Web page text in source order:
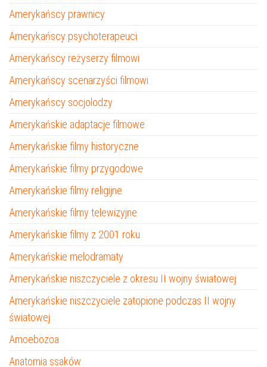
Amerykańscy prawnicy
Amerykańscy psychoterapeuci
Amerykańscy reżyserzy filmowi
Amerykańscy scenarzyści filmowi
Amerykańscy socjolodzy
Amerykańskie adaptacje filmowe
Amerykańskie filmy historyczne
Amerykańskie filmy przygodowe
Amerykańskie filmy religijne
Amerykańskie filmy telewizyjne
Amerykańskie filmy z 2001 roku
Amerykańskie melodramaty
Amerykańskie niszczyciele z okresu II wojny światowej
Amerykańskie niszczyciele zatopione podczas II wojny
światowej
Amoebozoa
Anatomia ssaków